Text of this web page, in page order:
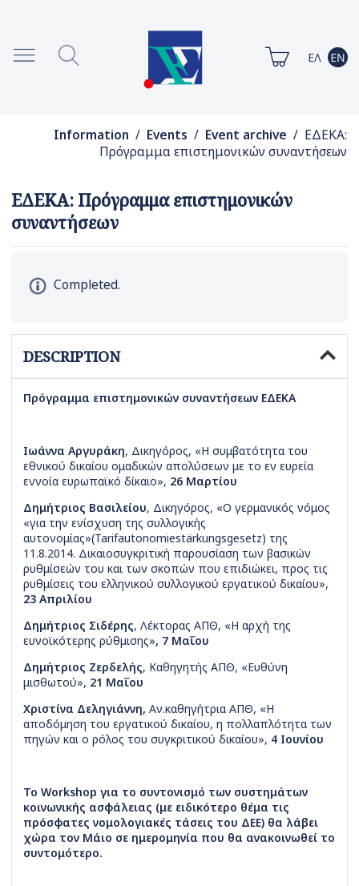
Information / Events / Event archive / ΕΔΕΚΑ:
Πρόγραμμα επιστημονικών συναντήσεων
ΕΔΕΚΑ: Πρόγραμμα επιστημονικών
συναντήσεων
Completed.
DESCRIPTION
Πρόγραμμα επιστημονικών συναντήσεων ΕΔΕΚΑ
Ιωάννα Αργυράκη, Δικηγόρος, «Η συμβατότητα του
εθνικού δικαίου ομαδικών απολύσεων με το εν ευρεία
εννοία ευρωπαϊκό δίκαιο», 26 Μαρτίου
Δημήτριος Βασιλείου, Δικηγόρος, «Ο γερμανικός νόμος
«για την ενίσχυση της συλλογικής
αυτονομίας»(Tarifautonomiestärkungsgesetz) της
11.8.2014. Δικαιοσυγκριτική παρουσίαση των βασικών
ρυθμίσεών του και των σκοπών που επιδιώκει, προς τις
ρυθμίσεις του ελληνικού συλλογικού εργατικού δικαίου»,
23 Απριλίου
Δημήτριος Σιδέρης, Λέκτορας ΑΠΘ, «Η αρχή της
ευνοϊκότερης ρύθμισης», 7 Μαΐου
Δημήτριος Ζερδελής, Καθηγητής ΑΠΘ, «Ευθύνη
μισθωτού», 21 Μαΐου
Χριστίνα Δεληγιάννη, Αν.καθηγήτρια ΑΠΘ, «Η
αποδόμηση του εργατικού δικαίου, η πολλαπλότητα των
πηγών και ο ρόλος του συγκριτικού δικαίου», 4 Ιουνίου
Το Workshop για το συντονισμό των συστημάτων
κοινωνικής ασφάλειας (με ειδικότερο θέμα τις
πρόσφατες νομολογιακές τάσεις του ΔΕΕ) θα λάβει
χώρα τον Μάιο σε ημερομηνία που θα ανακοινωθεί το
συντομότερο.